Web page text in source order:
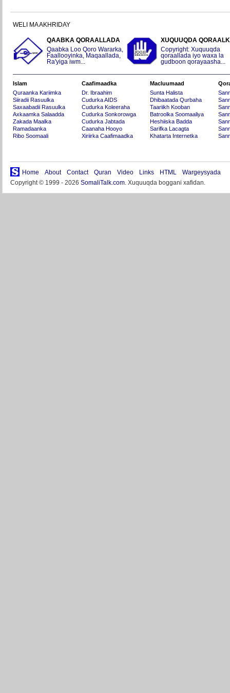
WELI MA AKHRIDAY
QAABKA QORAALLADA
Qaabka Loo Qoro Wararka,
Faallooyinka, Maqaallada,
Ra'yiga iwm...
XUQUUQDA
Copyright: Xuquuqda
qoraallada iyo waxa la
gudboon qorayaasha...
Islam
Quraanka Kariimka
Siiradii Rasuulka
Saxaabadii Rasuulka
Axkaamka Salaadda
Zakada Maalka
Ramadaanka
Ribo Soomaali
Caafimaadka
Dr. Ibraahim
Cudurka AIDS
Cudurka Koleeraha
Cudurka Sonkorowga
Cudurka Jabtada
Caanaha Hooyo
Xiriirka Caafimaadka
Macluumaad
Sunta Halista
Dhibaatada Qurbaha
Taariikh Kooban
Batroolka Soomaaliya
Heshiiska Badda
Sarifka Lacagta
Khatarta Internetka
Home About Contact Quran Video Links HTML
Wargeysyada
Copyright © 1999 - 2026 SomaliTalk.com. Xuquuqda boggani xafidan.